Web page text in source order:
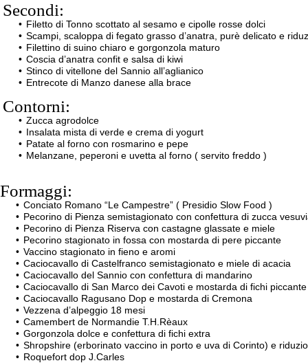
Secondi:
Filetto di Tonno scottato al sesamo e cipolle rosse dolci
Scampi, scaloppa di fegato grasso d’anatra, purè delicato e
Filettino di suino chiaro e gorgonzola maturo
Coscia d’anatra confit e salsa di kiwi
Stinco di vitellone del Sannio all’aglianico
Entrecote di Manzo danese alla brace
Contorni:
Zucca agrodolce
Insalata mista di verde e crema di yogurt
Patate al forno con rosmarino e pepe
Melanzane, peperoni e uvetta al forno ( servito freddo )
Formaggi:
Conciato Romano “Le Campestre” ( Presidio Slow Food )
Pecorino di Pienza semistagionato con confettura di zucca
Pecorino di Pienza Riserva con castagne glassate e miele
Pecorino stagionato in fossa con mostarda di pere piccante
Vaccino stagionato in fieno e aromi
Caciocavallo di Castelfranco semistagionato e miele di acacia
Caciocavallo del Sannio con confettura di mandarino
Caciocavallo di San Marco dei Cavoti e mostarda di fichi piccante
Caciocavallo Ragusano Dop e mostarda di Cremona
Vezzena d’alpeggio 18 mesi
Camembert de Normandie T.H.Rèaux
Gorgonzola dolce e confettura di fichi extra
Shropshire (erborinato vaccino in porto e uva di Corinto) e
Roquefort dop J.Carles